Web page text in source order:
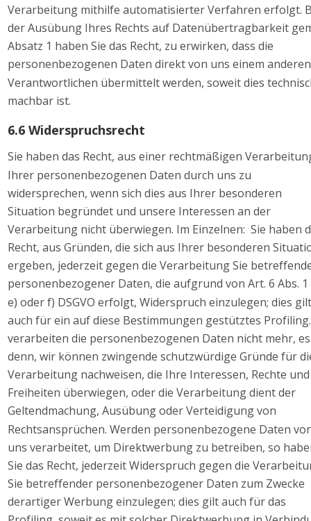
Verarbeitung mithilfe automatisierter Verfahren erfolgt.
der Ausübung Ihres Rechts auf Datenübertragbarkeit
Absatz 1 haben Sie das Recht, zu erwirken, dass die
personenbezogenen Daten direkt von uns einem
Verantwortlichen übermittelt werden, soweit dies
machbar ist.
6.6 Widerspruchsrecht
Sie haben das Recht, aus einer rechtmäßigen
Ihrer personenbezogenen Daten durch uns zu
widersprechen, wenn sich dies aus Ihrer besonderen
Situation begründet und unsere Interessen an der
Verarbeitung nicht überwiegen. Im Einzelnen:  Sie haben
Recht, aus Gründen, die sich aus Ihrer besonderen
ergeben, jederzeit gegen die Verarbeitung Sie
personenbezogener Daten, die aufgrund von Art. 6 Abs. 1
e) oder f) DSGVO erfolgt, Widerspruch einzulegen; dies
auch für ein auf diese Bestimmungen gestütztes
verarbeiten die personenbezogenen Daten nicht mehr,
denn, wir können zwingende schutzwürdige Gründe für
Verarbeitung nachweisen, die Ihre Interessen, Rechte
Freiheiten überwiegen, oder die Verarbeitung dient der
Geltendmachung, Ausübung oder Verteidigung von
Rechtsansprüchen. Werden personenbezogene Daten
uns verarbeitet, um Direktwerbung zu betreiben, so
Sie das Recht, jederzeit Widerspruch gegen die
Sie betreffender personenbezogener Daten zum Zwecke
derartiger Werbung einzulegen; dies gilt auch für das